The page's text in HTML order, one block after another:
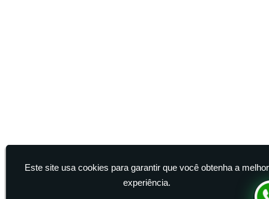
Este site usa cookies para garantir que você obtenha a melhor
experiência.